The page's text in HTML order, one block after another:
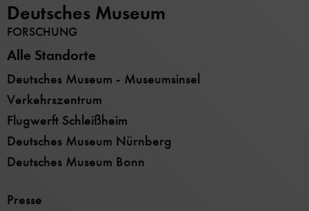
Deutsches Museum
FORSCHUNG
Alle Standorte
Deutsches Museum - Museumsinsel
Verkehrszentrum
Flugwerft Schleißheim
Deutsches Museum Nürnberg
Deutsches Museum Bonn
Presse